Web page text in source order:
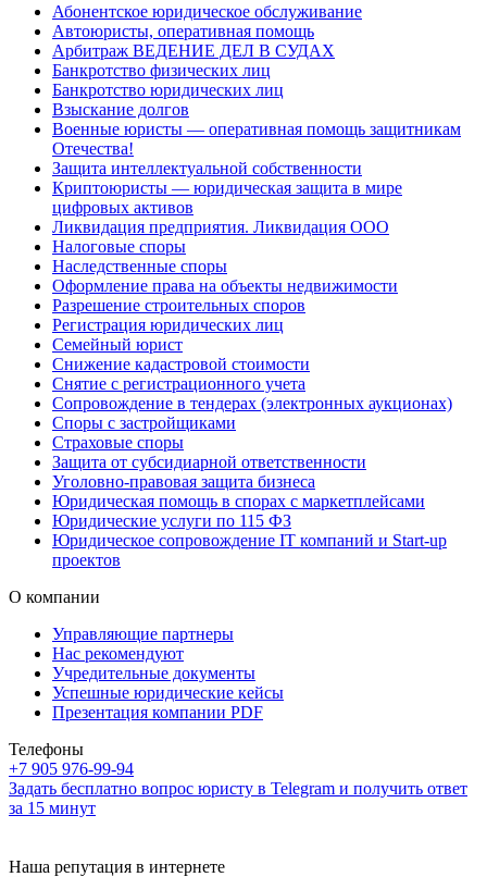
Абонентское юридическое обслуживание
Автоюристы, оперативная помощь
Арбитраж ВЕДЕНИЕ ДЕЛ В СУДАХ
Банкротство физических лиц
Банкротство юридических лиц
Взыскание долгов
Военные юристы — оперативная помощь защитникам
Отечества!
Защита интеллектуальной собственности
Криптоюристы — юридическая защита в мире
цифровых активов
Ликвидация предприятия. Ликвидация ООО
Налоговые споры
Наследственные споры
Оформление права на объекты недвижимости
Разрешение строительных споров
Регистрация юридических лиц
Семейный юрист
Снижение кадастровой стоимости
Снятие с регистрационного учета
Сопровождение в тендерах (электронных аукционах)
Споры с застройщиками
Страховые споры
Защита от субсидиарной ответственности
Уголовно-правовая защита бизнеса
Юридическая помощь в спорах с маркетплейсами
Юридические услуги по 115 ФЗ
Юридическое сопровождение IT компаний и Start-up
проектов
О компании
Управляющие партнеры
Нас рекомендуют
Учредительные документы
Успешные юридические кейсы
Презентация компании PDF
Телефоны
+7 905 976-99-94
Задать бесплатно вопрос юристу в Telegram и получить ответ
за 15 минут
Наша репутация в интернете